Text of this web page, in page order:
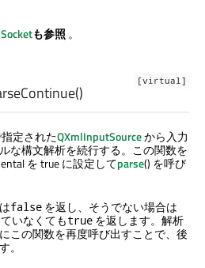
も参照 。
[virtual]
()
定されたQXmlInputSourceから入力
な構文解析を続行する。この関数を
を true に設定してparse() を呼び
false を返し、そうでない場合は
いなくてもtrue を返します。解析
この関数を再度呼び出すことで、後
。